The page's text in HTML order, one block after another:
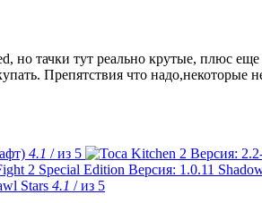
но тачки тут реально крутые, плюс
Препятствия что надо,некоторые
4.1 / из 5
Stars 4.1 / из 5